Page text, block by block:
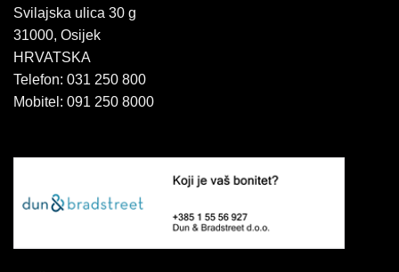
Svilajska ulica 30 g
31000, Osijek
HRVATSKA
Telefon: 031 250 800
Mobitel: 091 250 8000